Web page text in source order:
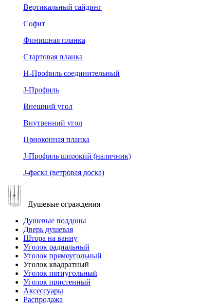
Вертикальный сайдинг
Софит
Финишная планка
Стартовая планка
Н-Профиль соединительный
J-Профиль
Внешний угол
Внутренний угол
Приоконная планка
J-Профиль широкий (наличник)
J-фаска (ветровая доска)
Душевые ограждения
Душевые поддоны
Дверь душевая
Штора на ванну
Уголок радиальный
Уголок прямоугольный
Уголок квадратный
Уголок пятиугольный
Уголок пристенный
Аксессуары
Распродажа